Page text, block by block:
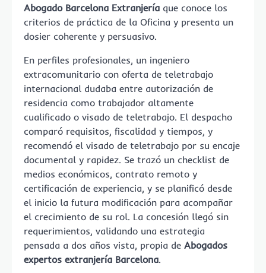
Abogado Barcelona Extranjería que conoce los
criterios de práctica de la Oficina y presenta un
dosier coherente y persuasivo.
En perfiles profesionales, un ingeniero
extracomunitario con oferta de teletrabajo
internacional dudaba entre autorización de
residencia como trabajador altamente
cualificado o visado de teletrabajo. El despacho
comparó requisitos, fiscalidad y tiempos, y
recomendó el visado de teletrabajo por su encaje
documental y rapidez. Se trazó un checklist de
medios económicos, contrato remoto y
certificación de experiencia, y se planificó desde
el inicio la futura modificación para acompañar
el crecimiento de su rol. La concesión llegó sin
requerimientos, validando una estrategia
pensada a dos años vista, propia de Abogados
expertos extranjería Barcelona.